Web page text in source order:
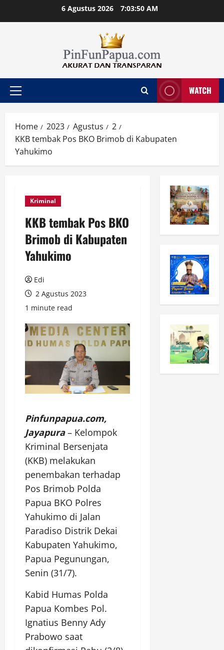
6 Agustus 2026 7:03:50 AM
Primary
WATCH
Home 2023 Agustus
2
KKB tembak Pos BKO Brimob di Kabupaten
Yahukimo
Kriminal
KKB tembak Pos BKO
Brimob di Kabupaten
Yahukimo
Edi
2 Agustus 2023
1 minute read
Pinfunpapua.com,
Jayapura– Kelompok
Kriminal Bersenjata
(KKB) melakukan
penembakan terhadap
Pos Brimob Polda
Papua BKO Polres
Yahukimo di Jalan
Paradiso Distrik Dekai
Kabupaten Yahukimo,
Papua Pegunungan,
Senin (31/7).
Kabid Humas Polda
Papua Kombes Pol.
Ignatius Benny Ady
Prabowo saat